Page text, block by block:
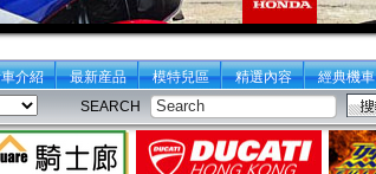
介紹 最新産品 模特兒區 精選內容 經典機車
SEARCH